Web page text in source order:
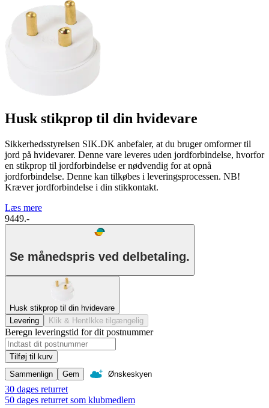
Husk stikprop til din hvidevare
Sikkerhedsstyrelsen SIK.DK anbefaler, at du bruger omformer til
jord på hvidevarer. Denne vare leveres uden jordforbindelse, hvorfor
en stikprop til jordforbindelse er nødvendig for at opnå
jordforbindelse. Denne kan tilkøbes i leveringsprocessen. NB!
Kræver jordforbindelse i din stikkontakt.
Læs mere
9449.-
Se månedspris ved delbetaling.
Husk stikprop til din hvidevare
Levering
Klik & Hent Ikke tilgængelig
Beregn leveringstid for dit postnummer
Tilføj til kurv
Sammenlign
Gem Ønskeskyen
30 dages returret
50 dages returret som klubmedlem